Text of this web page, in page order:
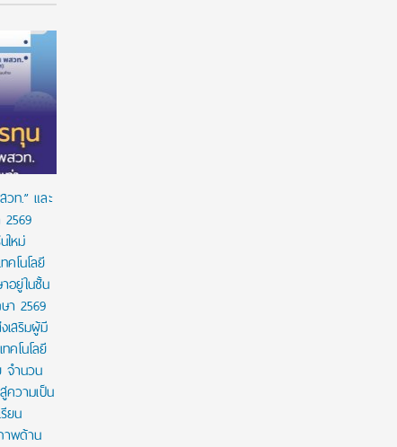
ท.” และ
หม่
คโนโลยี
อยู่ในชั้น
า 2569
เสริมผู้มี
คโนโลยี
จำนวน
วามเป็น
ยน
าพด้าน